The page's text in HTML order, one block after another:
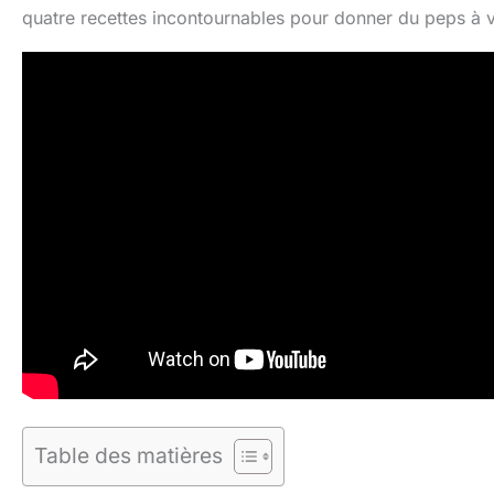
quatre recettes incontournables pour donner du peps à
Table des matières